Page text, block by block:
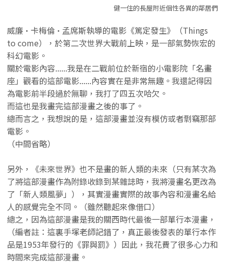
健一住的長屋附近個性各異的鄰居們
威廉·卡梅倫·孟席斯執導的電影《篤定發生》（Things
to come），於第二次世界大戰前上映，是一部氣勢恢宏的
科幻電影。
關於電影內容......我是在二戰前位於新宿的小電影院「名畫
座」觀看的這部電影......內容實在是非常無趣。我還記得因
為電影前半段過於無聊，我打了四五次哈欠。
而這也是我畫完這部漫畫之後的事了。
總而言之，我想說的是，這部漫畫並沒有模仿或者剽竊那部
電影。
（中間省略）
另外，《未來世界》也不是畫的新人類的未來（只有某次為
了將這部漫畫作為附錄收錄到某雜誌時，我將漫畫名更改為
了「新人類風夢」），其實漫畫實際的故事內容和漫畫名給
人的感覺完全不同。（雖然聽起來像借口）
總之，因為這部漫畫是我的關西時代最後一部單行本漫畫，
（編者註：這裏手塚老師記錯了，真正最後發表的單行本作
品是1953年發行的《罪與罰》）因此，我花費了很多心力和
時間來完成這部漫畫。